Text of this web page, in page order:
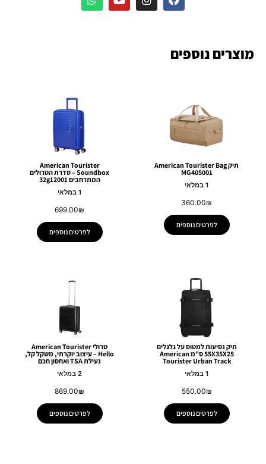
מוצרים נוספים
תיק American Tourister Bag
MG405001
1 במלאי
360.00₪
לפרטים נוספים
American Tourister
Soundbox – סדרת הטרולים
המתרחבים 32g12001
1 במלאי
699.00₪
לפרטים נוספים
תיק נסיעות למטוס על גלגלים
55X35X25 ס"מ American
Tourister Urban Track
1 במלאי
550.00₪
לפרטים נוספים
טרולי American Tourister
Hello – עיצוב יוקרתי, משקל קל,
נעילת TSA ואחסון חכם
2 במלאי
869.00₪
לפרטים נוספים